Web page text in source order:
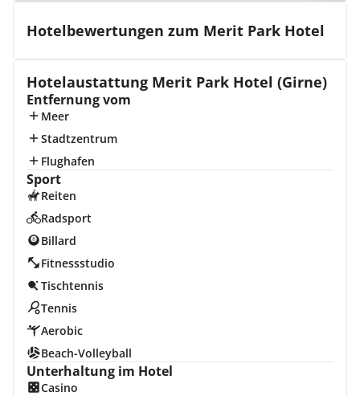
Hotelbewertungen zum Merit Park Hotel
Hotelaustattung Merit Park Hotel (Girne)
Entfernung vom
Meer
Stadtzentrum
Flughafen
Sport
Reiten
Radsport
Billard
Fitnessstudio
Tischtennis
Tennis
Aerobic
Beach-Volleyball
Unterhaltung im Hotel
Casino